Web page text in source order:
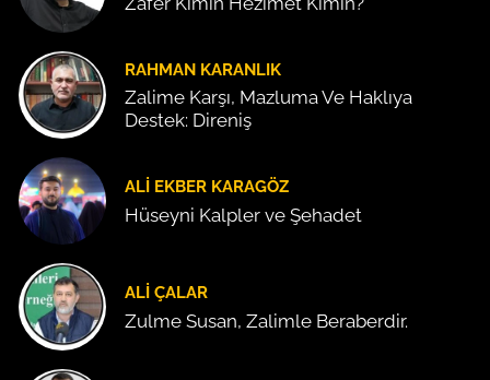
RAHMAN KARANLIK
Zalime Karşı, Mazluma Ve Haklıya
Destek: Direniş
ALI EKBER KARAGÖZ
Hüseyni Kalpler ve Şehadet
ALI ÇALAR
Zulme Susan, Zalimle Beraberdir.